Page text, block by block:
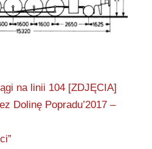
na linii 104 [ZDJĘCIA]
Dolinę Popradu’2017 –